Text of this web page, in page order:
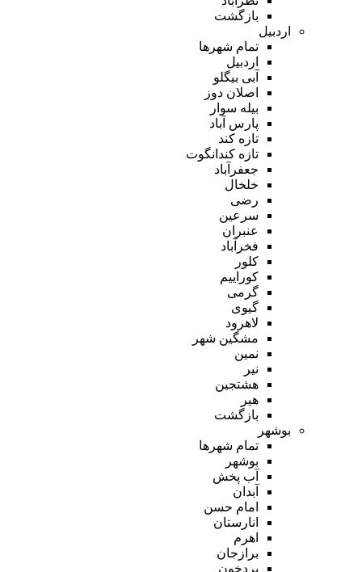
بازگشت
اردبیل
تمام شهر‌ها
اردبیل
آبی بیگلو
اصلان دوز
بیله سوار
پارس آباد
تازه کند
تازه کندانگوت
جعفرآباد
خلخال
رضی
سرعین
عنبران
فخرآباد
کلور
کوراییم
گرمی
گیوی
لاهرود
مشگین شهر
نمین
نیر
هشتجین
هیر
بازگشت
بوشهر
تمام شهر‌ها
بوشهر
آب پخش
آبدان
امام حسن
انارستان
اهرم
برازجان
بردخون